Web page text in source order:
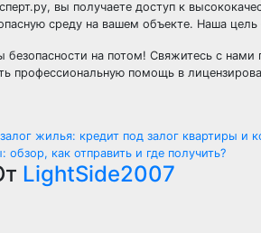
вы получаете доступ к
среду на вашем объекте. Наша
безопасности на потом! Свяжитесь с
профессиональную помощь в
жилья: кредит под залог квартиры и
обзор, как отправить и где получить?
LightSide2007